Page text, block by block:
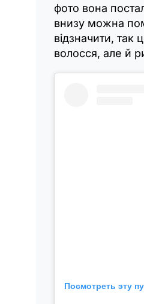
фото вона
внизу можна
відзначити,
волосся, але й
Посмотреть эту